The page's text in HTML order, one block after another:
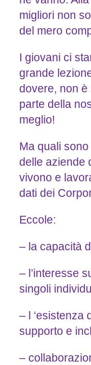
migliori non
del mero
I giovani ci
grande
dovere, non
parte della
meglio!
Ma quali
delle aziende
vivono e
dati dei
Eccole:
– la capacità
– l’interesse
singoli
– l ‘esistenza
supporto e
–